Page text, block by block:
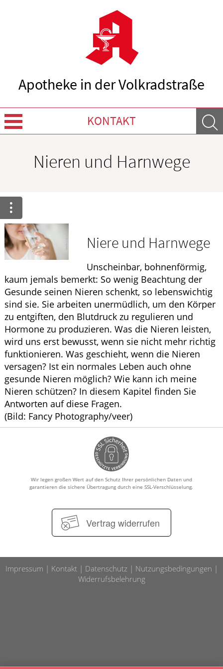
Apotheke in der Volkradstraße
KONTAKT
Ratgeber
Krankheiten & Therapie
ELTERN UND KIND
GESUND IM ALTER
Nieren und Harnwege
Niere und Harnwege
Unscheinbar, bohnenförmig,
kaum jemals bemerkt: So wenig Beachtung der
Gesunde seinen Nieren schenkt, so lebenswichtig
sind sie. Sie arbeiten unermüdlich, um den Körper
zu entgiften, den Blutdruck zu regulieren und
Hormone zu produzieren. Was die Nieren leisten,
wird uns erst bewusst, wenn sie nicht mehr richtig
funktionieren. Was geschieht, wenn die Nieren
versagen? Ist ein normales Leben auch ohne
gesunde Nieren möglich? Wie kann ich meine
Nieren schützen? In diesem Kapitel finden Sie
Antworten auf diese Fragen.
(Bild: Fancy Photography/veer)
Wir legen großen Wert auf den Schutz Ihrer persönlichen Daten und
garantieren die sichere Übertragung durch eine SSL-Verschlüsselung.
Vertrag widerrufen
Impressum Kontakt Datenschutz
Nutzungsbedingungen
Widerrufsbelehrung